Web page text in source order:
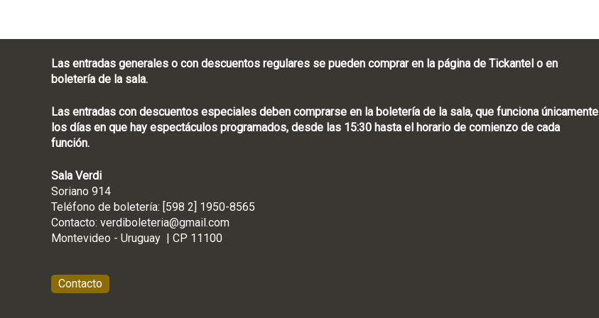
Las entradas generales o con descuentos regulares se pueden comprar en la página de Tickantel o en
boletería de la sala.
Las entradas con descuentos especiales deben comprarse en la boletería de la sala, que funciona únicamente
los días en que hay espectáculos programados, desde las 15:30 hasta el horario de comienzo de cada
función.
Sala Verdi
Soriano 914
Teléfono de boletería: [598 2] 1950-8565
Contacto: verdiboleteria@gmail.com
Montevideo - Uruguay | CP 11100
Contacto